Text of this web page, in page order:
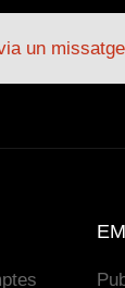
un missatge